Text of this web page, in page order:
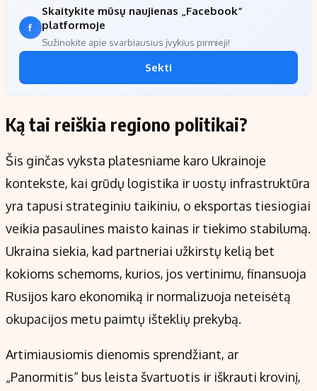
Skaitykite mūsų naujienas „Facebook“
platformoje
Sužinokite apie svarbiausius įvykius pirmieji!
Sekti
Ką tai reiškia regiono politikai?
Šis ginčas vyksta platesniame karo Ukrainoje
kontekste, kai grūdų logistika ir uostų infrastruktūra
yra tapusi strateginiu taikiniu, o eksportas tiesiogiai
veikia pasaulines maisto kainas ir tiekimo stabilumą.
Ukraina siekia, kad partneriai užkirstų kelią bet
kokioms schemoms, kurios, jos vertinimu, finansuoja
Rusijos karo ekonomiką ir normalizuoja neteisėtą
okupacijos metu paimtų išteklių prekybą.
Artimiausiomis dienomis sprendžiant, ar
„Panormitis“ bus leista švartuotis ir iškrauti krovinį,